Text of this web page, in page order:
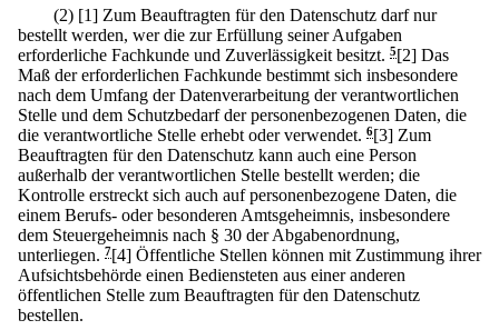
(2) [1] Zum Beauftragten für den Datenschutz darf nur
bestellt werden, wer die zur Erfüllung seiner Aufgaben
erforderliche Fachkunde und Zuverlässigkeit besitzt. 5[2] Das
Maß der erforderlichen Fachkunde bestimmt sich insbesondere
nach dem Umfang der Datenverarbeitung der verantwortlichen
Stelle und dem Schutzbedarf der personenbezogenen Daten, die
die verantwortliche Stelle erhebt oder verwendet. 6[3] Zum
Beauftragten für den Datenschutz kann auch eine Person
außerhalb der verantwortlichen Stelle bestellt werden; die
Kontrolle erstreckt sich auch auf personenbezogene Daten, die
einem Berufs- oder besonderen Amtsgeheimnis, insbesondere
dem Steuergeheimnis nach § 30 der Abgabenordnung,
unterliegen. 7[4] Öffentliche Stellen können mit Zustimmung ihrer
Aufsichtsbehörde einen Bediensteten aus einer anderen
öffentlichen Stelle zum Beauftragten für den Datenschutz
bestellen.